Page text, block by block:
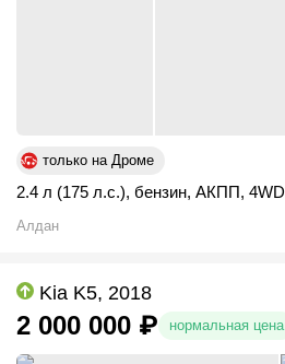
только на Дроме
2.4 л (175 л.с.), бензин, АКПП, 4WD
Алдан
Kia K5, 2018
2 000 000 ₽ нормальная цена